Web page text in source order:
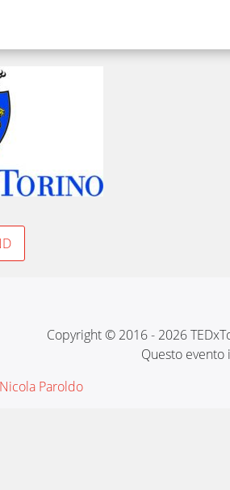
Copyright © 2016 - 2026
Questo
Nicola Paroldo